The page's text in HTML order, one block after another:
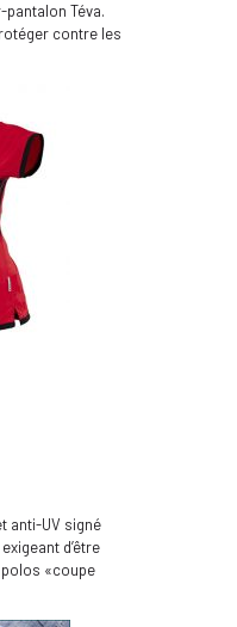
Téva.
contre les
anti-UV signé
d’être
«coupe